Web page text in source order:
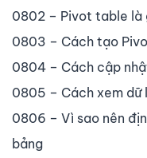
0802 – Pivot table là
0803 – Cách tạo
0804 – Cách cập
0805 – Cách xem dữ
0806 – Vì sao nên
bảng